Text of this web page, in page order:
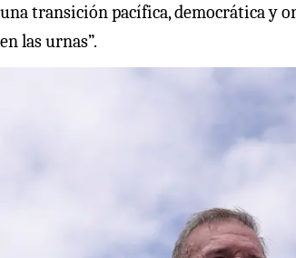
una transición pacífica, democrática y
en las urnas”.